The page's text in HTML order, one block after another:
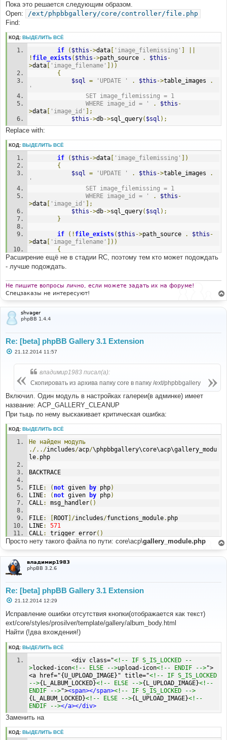
Пока это решается следующим образом.
Open:
/ext/phpbbgallery/core/controller/file.php
Find:
КОД: ВЫДЕЛИТЬ ВСЁ
if ( $this ->data 'image_filemissing'
! file_exists( $this ->path_source . $this -
>data 'image_filename'
]))
{
$sql = 'UPDATE ' . $this ->table_images
.
'
				SET image_filemissing = 1
				WHERE image_id = '
. $this -
>data 'image_id'
];
$this ->db->sql_query( $sql );
Replace with:
КОД: ВЫДЕЛИТЬ ВСЁ
if ( $this ->data 'image_filemissing'
])
{
$sql = 'UPDATE ' . $this ->table_images
.
'
				SET image_filemissing = 1
				WHERE image_id = '
. $this -
>data 'image_id'
];
$this ->db->sql_query( $sql );
}
if (! file_exists( $this ->path_source . $this -
>data 'image_filename'
]))
{
Расширение ещё не в стадии RC, поэтому тем кто может подождать
- лучше подождать.
Не пишите вопросы лично, если можете задать их на форуме!
Спецзаказы не интересуют!
shvager
phpBB 1.4.4
Re: [beta] phpBB Gallery 3.1 Extension
С
е
21.12.2014 11:57
владимир1983 писал(а):
Скопировать из архива папку core в папку /ext/phpbbgallery
Включил. Один модуль в настройках галереи(в админке) имеет
название: ACP_GALLERY_CLEANUP
При тыць по нему выскакивает критическая ошибка:
КОД: ВЫДЕЛИТЬ ВСЁ
Не найден модуль
./../includes/acp/\phpbbgallery\core\acp\gallery_modu
le. php
BACKTRACE
FILE: ( not given by php)
LINE: ( not given by php)
CALL: msg_handler()
FILE: ROOT ]/includes/functions_module. php
LINE:
571
CALL: trigger_error()
FILE: [ROOT]/adm/index.php
LINE: 81
CALL: p_master
Просто нету такого файла по пути: core\acp\gallery_module.php
владимир1983
phpBB 3.2.6
Re: [beta] phpBB Gallery 3.1 Extension
С
о
щ
е
и
е
21.12.2014 12:29
Исправление ошибки отсутствия кнопки(отображается как текст)
ext/core/styles/prosilver/template/gallery/album_body.html
Найти (!два вхождения!)
КОД: ВЫДЕЛИТЬ ВСЁ
			<div class="
<!-- IF S_IS_LOCKED --
>locked-icon<!-- ELSE -->upload-icon<!-- ENDIF -->">
<a href="{U_UPLOAD_IMAGE}" title="<!-- IF S_IS_LOCKED
-->{L_ALBUM_LOCKED}<!-- ELSE -->{L_UPLOAD_IMAGE}<!--
ENDIF -->"><span></span><!-- IF S_IS_LOCKED -->
{L_ALBUM_LOCKED}<!-- ELSE -->{L_UPLOAD_IMAGE}<!--
ENDIF --></a></div>
Заменить на
КОД: ВЫДЕЛИТЬ ВСЁ